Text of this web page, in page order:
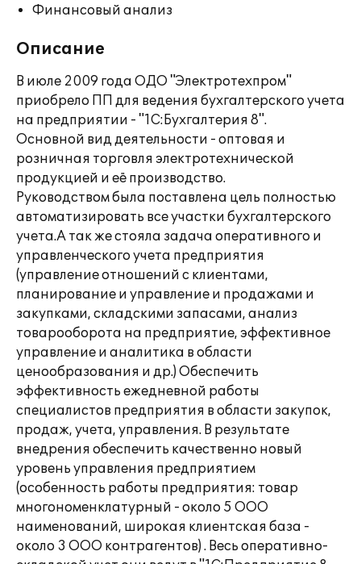
Финансовый анализ
Описание
В июле 2009 года ОДО "Электротехпром"
приобрело ПП для ведения бухгалтерского учета
на предприятии - "1С:Бухгалтерия 8".
Основной вид деятельности - оптовая и
розничная торговля электротехнической
продукцией и её производство.
Руководством была поставлена цель полностью
автоматизировать все участки бухгалтерского
учета.А так же стояла задача оперативного и
управленческого учета предприятия
(управление отношений с клиентами,
планирование и управление и продажами и
закупками, складскими запасами, анализ
товарооборота на предприятие, эффективное
управление и аналитика в области
ценообразования и др.) Обеспечить
эффективность ежедневной работы
специалистов предприятия в области закупок,
продаж, учета, управления. В результате
внедрения обеспечить качественно новый
уровень управления предприятием
(особенность работы предприятия: товар
многономенклатурный - около 5 ООО
наименований, широкая клиентская база -
около 3 ООО контрагентов) . Весь оперативно-